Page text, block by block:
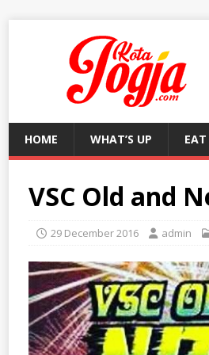
HOME WHAT’S UP
VSC Old and
29 December 2016 admin